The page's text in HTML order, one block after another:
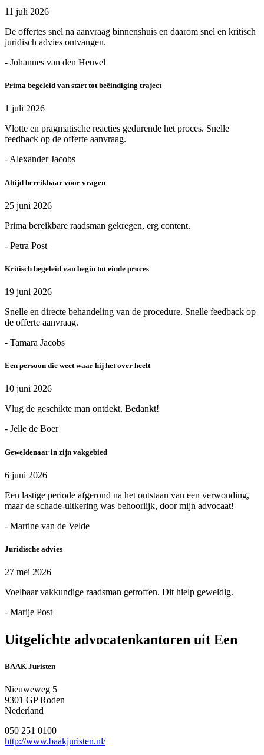
11 juli 2026
De offertes snel na aanvraag binnenshuis en daarom snel en kritisch
juridisch advies ontvangen.
- Johannes van den Heuvel
Prima begeleid van start tot beëindiging traject
1 juli 2026
Vlotte en pragmatische reacties gedurende het proces. Snelle
feedback op de offerte aanvraag.
- Alexander Jacobs
Altijd bereikbaar voor vragen
25 juni 2026
Prima bereikbare raadsman gekregen, erg content.
- Petra Post
Kritisch begeleid van begin tot einde proces
19 juni 2026
Snelle en directe behandeling van de procedure. Snelle feedback op
de offerte aanvraag.
- Tamara Jacobs
Een persoon die weet waar hij het over heeft
10 juni 2026
Vlug de geschikte man ontdekt. Bedankt!
- Jelle de Boer
Geweldenaar in zijn vakgebied
6 juni 2026
Een lastige periode afgerond na het ontstaan van een verwonding,
maar de schade-uitkering was behoorlijk, door mijn advocaat!
- Martine van de Velde
Juridische advies
27 mei 2026
Voelbaar vakkundige raadsman getroffen. Dit hielp geweldig.
- Marije Post
Uitgelichte advocatenkantoren uit Een
BAAK Juristen
Nieuweweg 5
9301 GP Roden
Nederland
050 251 0100
http://www.baakjuristen.nl/